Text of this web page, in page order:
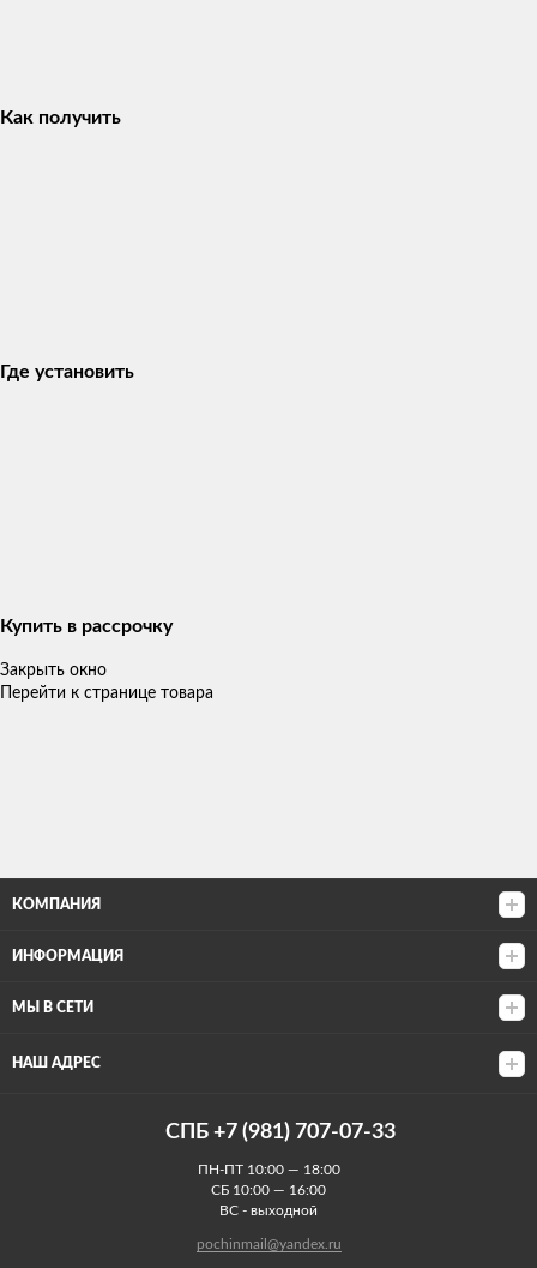
Как получить
Где установить
Купить в рассрочку
Закрыть окно
Перейти к странице товара
КОМПАНИЯ
ИНФОРМАЦИЯ
МЫ В СЕТИ
НАШ АДРЕС
СПБ +7 (981) 707-07-33
ПН-ПТ 10:00 — 18:00
СБ 10:00 — 16:00
ВС - выходной
pochinmail@yandex.ru